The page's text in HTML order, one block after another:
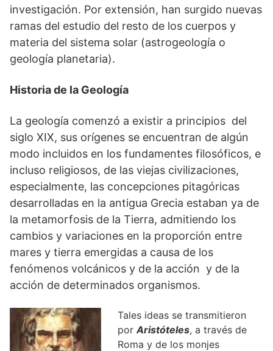
investigación. Por extensión, han surgido nuevas
ramas del estudio del resto de los cuerpos y
materia del sistema solar (astrogeología o
geología planetaria).
Historia de la Geología
La geología comenzó a existir a principios del
siglo XIX, sus orígenes se encuentran de algún
modo incluidos en los fundamentes filosóficos, e
incluso religiosos, de las viejas civilizaciones,
especialmente, las concepciones pitagóricas
desarrolladas en la antigua Grecia estaban ya de
la metamorfosis de la Tierra, admitiendo los
cambios y variaciones en la proporción entre
mares y tierra emergidas a causa de los
fenómenos volcánicos y de la acción y de la
acción de determinados organismos.
Tales ideas se transmitieron
porAristóteles, a través de
Roma y de los monjes